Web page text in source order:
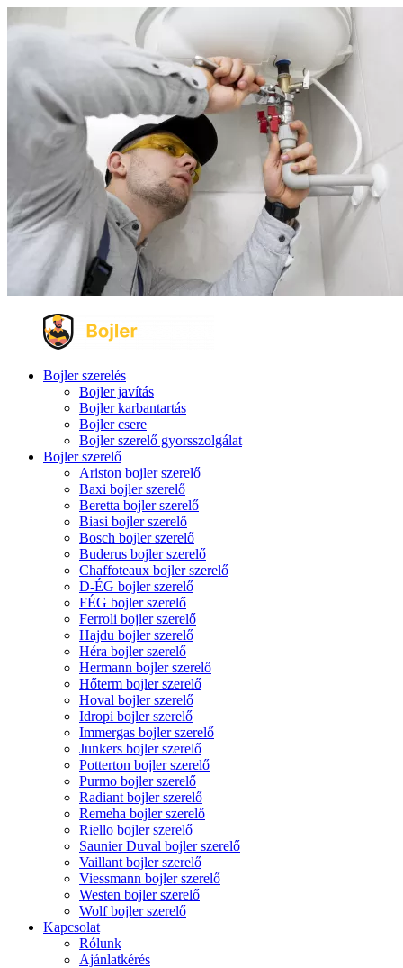
Bojler szerelés
Bojler javítás
Bojler karbantartás
Bojler csere
Bojler szerelő gyorsszolgálat
Bojler szerelő
Ariston bojler szerelő
Baxi bojler szerelő
Beretta bojler szerelő
Biasi bojler szerelő
Bosch bojler szerelő
Buderus bojler szerelő
Chaffoteaux bojler szerelő
D-ÉG bojler szerelő
FÉG bojler szerelő
Ferroli bojler szerelő
Hajdu bojler szerelő
Héra bojler szerelő
Hermann bojler szerelő
Hőterm bojler szerelő
Hoval bojler szerelő
Idropi bojler szerelő
Immergas bojler szerelő
Junkers bojler szerelő
Potterton bojler szerelő
Purmo bojler szerelő
Radiant bojler szerelő
Remeha bojler szerelő
Riello bojler szerelő
Saunier Duval bojler szerelő
Vaillant bojler szerelő
Viessmann bojler szerelő
Westen bojler szerelő
Wolf bojler szerelő
Kapcsolat
Rólunk
Ajánlatkérés